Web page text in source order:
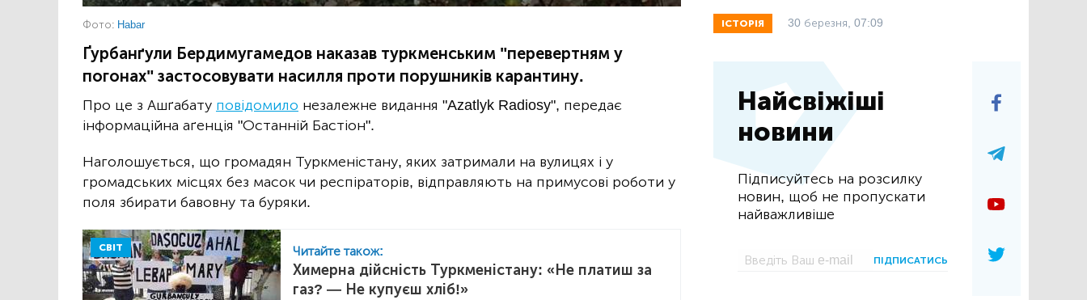
Фото: Habar
Ґурбанґули Бердимугамедов наказав туркменським "перевертням у
погонах" застосовувати насилля проти порушників карантину.
Про це з Ашґабату повідомило незалежне видання "Azatlyk Radiosy", передає
інформаційна аґенція "Останній Бастіон".
Наголошується, що громадян Туркменістану, яких затримали на вулицях і у
громадських місцях без масок чи респіраторів, відправляють на примусові роботи у
поля збирати бавовну та буряки.
СВІТ Читайте також:
Химерна дійсність Туркменістану: «Не платиш за
газ? — Не купуєш хліб!»
ІСТОРІЯ 30 березня, 07:09
Найсвіжіші
новини
Підписуйтесь на розсилку
новин, щоб не пропускати
найважливіше
ПІДПИСАТИСЬ